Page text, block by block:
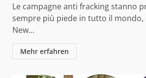
Le campagne anti fracking stanno
sempre più piede in tutto il mondo,
New...
Mehr erfahren